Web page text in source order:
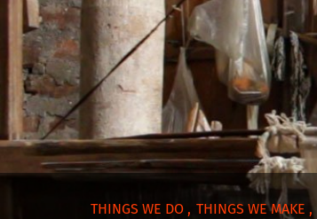
THINGS WE DO , THINGS WE MAKE ,